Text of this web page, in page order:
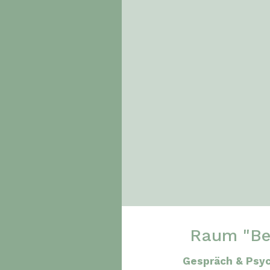
Raum
Gespräch &